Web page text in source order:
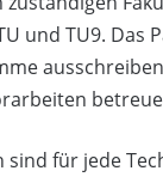
und TU9. Das
für jede